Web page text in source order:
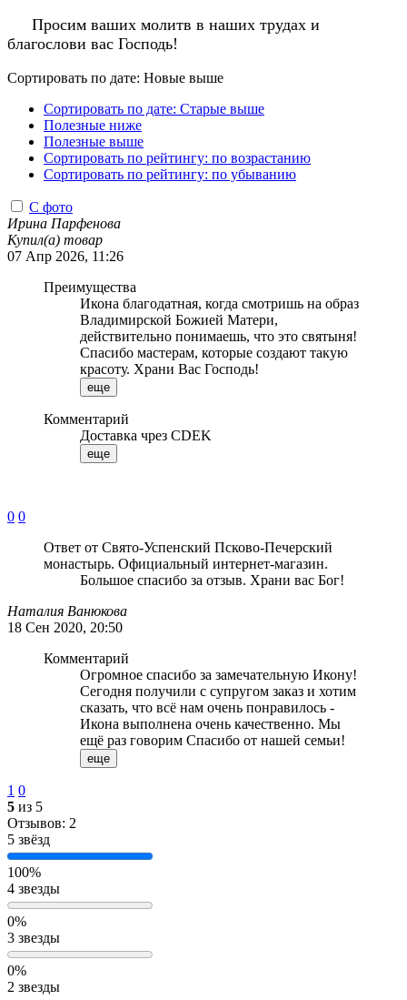
Просим ваших молитв в наших трудах и
благослови вас Господь!
Сортировать по дате: Новые выше
Сортировать по дате: Старые выше
Полезные ниже
Полезные выше
Сортировать по рейтингу: по возрастанию
Сортировать по рейтингу: по убыванию
С фото
Ирина Парфенова
Купил(а) товар
07 Апр 2026, 11:26
Преимущества
Икона благодатная, когда смотришь на образ
Владимирской Божией Матери,
действительно понимаешь, что это святыня!
Спасибо мастерам, которые создают такую
красоту. Храни Вас Господь!
еще
Комментарий
Доставка чрез CDEK
еще
0 0
Ответ от Свято-Успенский Псково-Печерский
монастырь. Официальный интернет-магазин.
Большое спасибо за отзыв. Храни вас Бог!
Наталия Ванюкова
18 Сен 2020, 20:50
Комментарий
Огромное спасибо за замечательную Икону!
Сегодня получили с супругом заказ и хотим
сказать, что всё нам очень понравилось -
Икона выполнена очень качественно. Мы
ещё раз говорим Спасибо от нашей семьи!
еще
1 0
5 из 5
Отзывов: 2
5 звёзд
100%
4 звезды
0%
3 звезды
0%
2 звезды